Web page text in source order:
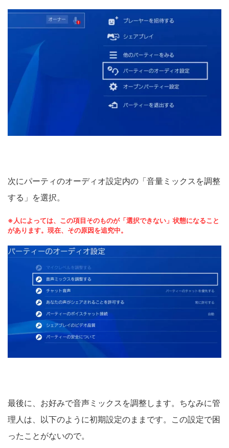
次にパーティのオーディオ設定内の「音量ミックスを調整
する」を選択。
※人によっては、この項目そのものが「選択できない」状態になること
があります。現在、その原因を追究中。
最後に、お好みで音声ミックスを調整します。ちなみに管
理人は、以下のように初期設定のままです。この設定で困
ったことがないので。